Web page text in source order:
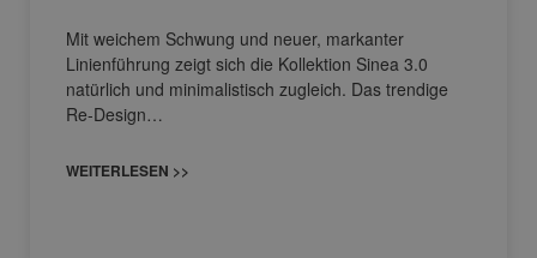
Mit weichem Schwung und neuer, markanter
Linienführung zeigt sich die Kollektion Sinea 3.0
natürlich und minimalistisch zugleich. Das trendige
Re-Design…
WEITERLESEN >>